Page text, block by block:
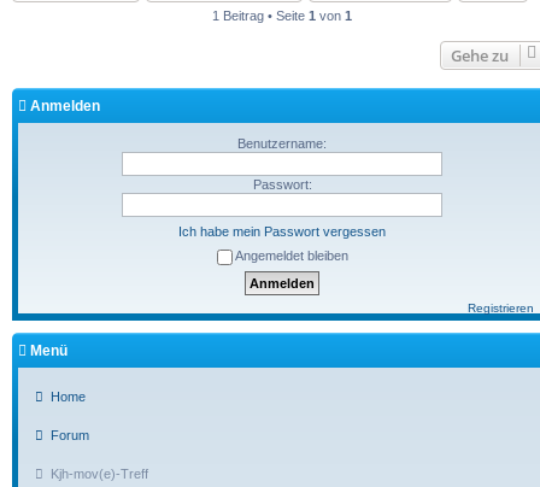
1 Beitrag • Seite 1 von 1
Gehe zu
Anmelden
Benutzername:
Passwort:
Ich habe mein Passwort vergessen
Angemeldet bleiben
Registrieren
Menü
Home
Forum
Kjh-mov(e)-Treff